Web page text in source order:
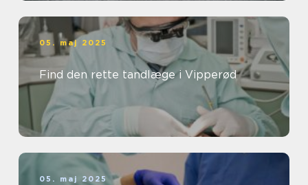
05. maj 2025
Find den rette tandlæge i Vipperød
05. maj 2025